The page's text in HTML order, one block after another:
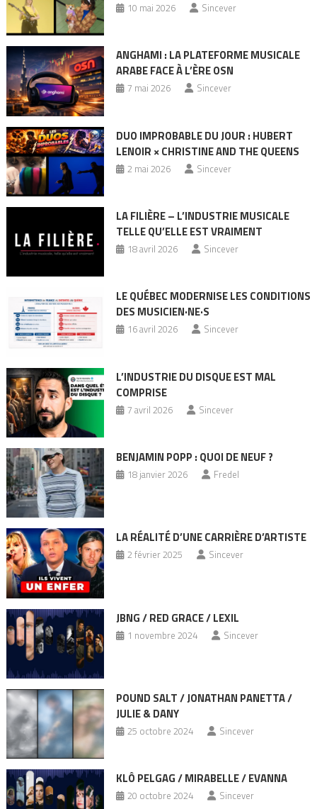
10 mai 2026 Sincever
ANGHAMI : LA PLATEFORME MUSICALE
ARABE FACE À L’ÈRE OSN
7 mai 2026 Sincever
DUO IMPROBABLE DU JOUR : HUBERT
LENOIR × CHRISTINE AND THE QUEENS
2 mai 2026 Sincever
LA FILIÈRE – L’INDUSTRIE MUSICALE
TELLE QU’ELLE EST VRAIMENT
18 avril 2026 Sincever
LE QUÉBEC MODERNISE LES CONDITIONS
DES MUSICIEN·NE·S
16 avril 2026 Sincever
L’INDUSTRIE DU DISQUE EST MAL
COMPRISE
7 avril 2026 Sincever
BENJAMIN POPP : QUOI DE NEUF ?
18 janvier 2026 Fredel
LA RÉALITÉ D’UNE CARRIÈRE D’ARTISTE
2 février 2025 Sincever
JBNG / RED GRACE / LEXIL
1 novembre 2024 Sincever
POUND SALT / JONATHAN PANETTA /
JULIE & DANY
25 octobre 2024 Sincever
KLÔ PELGAG / MIRABELLE / EVANNA
20 octobre 2024 Sincever